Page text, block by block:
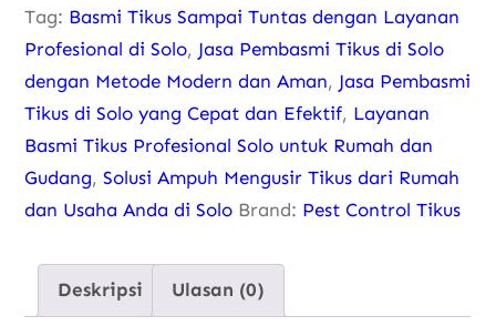
Tag: Basmi Tikus Sampai Tuntas dengan Layanan
Profesional di Solo, Jasa Pembasmi Tikus di Solo
dengan Metode Modern dan Aman, Jasa Pembasmi
Tikus di Solo yang Cepat dan Efektif, Layanan
Basmi Tikus Profesional Solo untuk Rumah dan
Gudang,Solusi Ampuh Mengusir Tikus dari Rumah
dan Usaha Anda di Solo Brand: Pest Control Tikus
Deskripsi Ulasan (0)